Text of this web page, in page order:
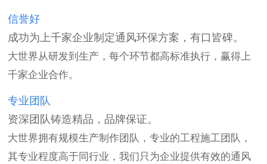
信誉好
成功为上千家企业制定通风环保方案，有口皆碑。
大世界从研发到生产，每个环节都高标准执行，赢得上
千家企业合作。
专业团队
资深团队铸造精品，品牌保证。
大世界拥有规模生产制作团队，专业的工程施工团队，
其专业程度高于同行业，我们只为企业提供有效的通风